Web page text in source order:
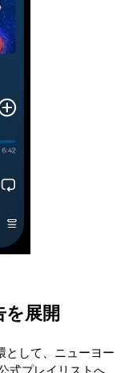
を展開
して、ニューヨー